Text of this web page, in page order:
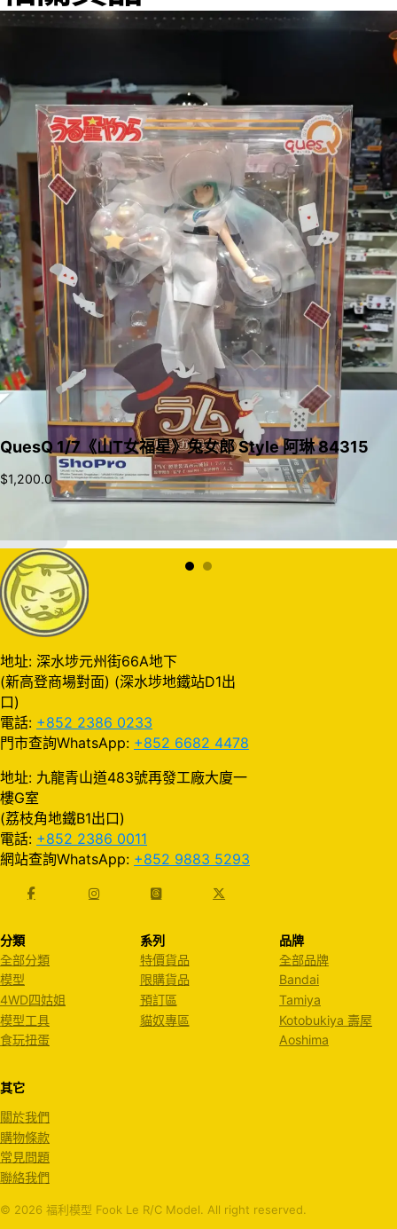
QuesQ 1/7《山T女福星》兔女郎 Style 阿琳 84315
$1,200.0
地址: 深水埗元州街66A地下
(新高登商場對面) (深水埗地鐵站D1出
口)
電話: +852 2386 0233
門市查詢WhatsApp: +852 6682 4478
地址: 九龍青山道483號再發工廠大廈一
樓G室
(荔枝角地鐵B1出口)
電話: +852 2386 0011
網站查詢WhatsApp: +852 9883 5293
分類
全部分類
模型
4WD四姑姐
模型工具
食玩扭蛋
系列
特價貨品
限購貨品
預訂區
貓奴專區
品牌
全部品牌
Bandai
Tamiya
Kotobukiya 壽屋
Aoshima
其它
關於我們
購物條款
常見問題
聯絡我們
© 2026 福利模型 Fook Le R/C Model. All right reserved.